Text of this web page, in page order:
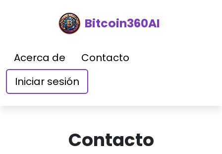
Bitcoin360AI
Acerca de
Contacto
Iniciar sesión
Contacto